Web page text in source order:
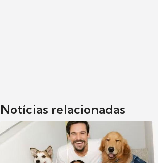
Notícias relacionadas